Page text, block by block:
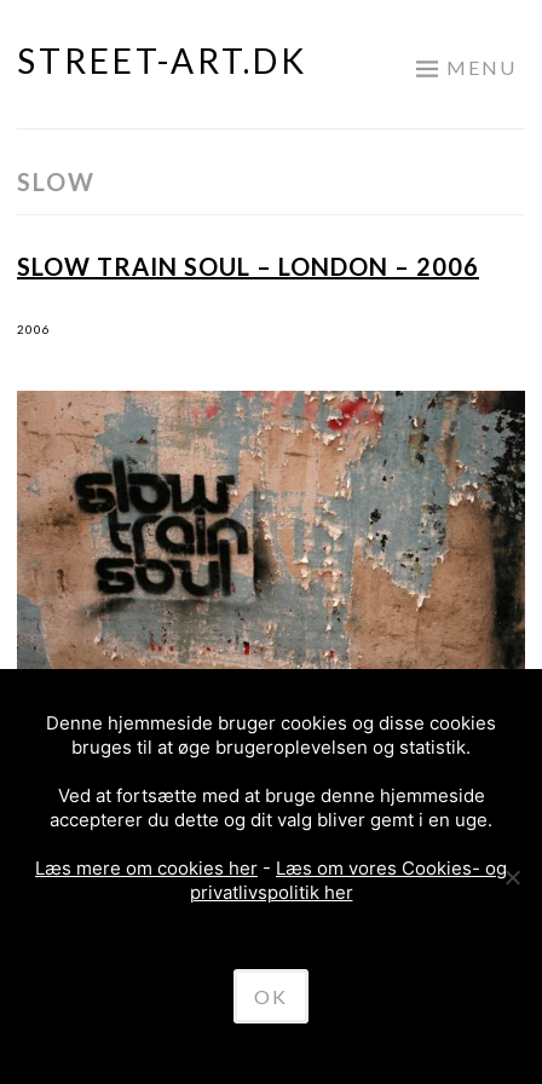
Skip
STREET-ART.DK MENU
SLOW
SLOW TRAIN SOUL – LONDON – 2006
2006
London, England, 2006
Denne hjemmeside bruger cookies og disse cookies
bruges til at øge brugeroplevelsen og statistik.
Ved at fortsætte med at bruge denne hjemmeside
accepterer du dette og dit valg bliver gemt i en uge.
Læs mere om cookies her - Læs om vores Cookies- og
privatlivspolitik her
OK